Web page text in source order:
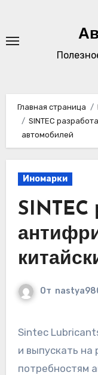
содержимому
Главная страница
SINTEC
автомобилей
Иномарки
SINTEC
От
Sintec Lubricants продолжает разрабатывать
и выпускать
потребностям